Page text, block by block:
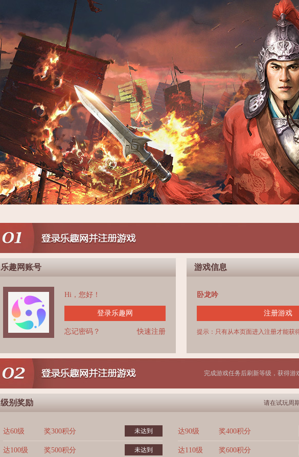
乐趣网账号
Hi，您好！
登录乐趣网
快速注册
忘记密码？
游戏信息
卧龙吟
注册游戏
提示：只有从本页面进入注册才能获
完成游戏任务后刷新等级，获得游
级别奖励 请在试玩周
达60级 奖300积分 未达到 达90级 奖400积分
达100级 奖500积分 未达到 达110级 奖600积分